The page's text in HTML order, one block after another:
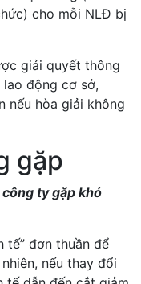
cho mỗi NLĐ bị
giải quyết thông
động cơ sở,
nếu hòa giải không
gặp
ty gặp khó
tế” đơn thuần để
nếu thay đổi